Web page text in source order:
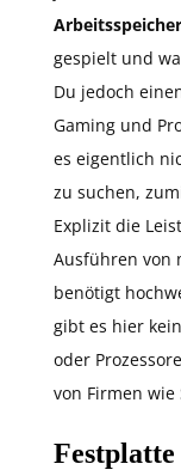
Arbeitsspeicher
gespielt und
Du jedoch
Gaming und
es eigentlich
zu suchen,
Explizit die
Ausführen von
benötigt
gibt es hier
oder
von Firmen wie